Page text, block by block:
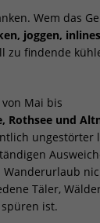
Wem das
joggen,
zu findende
von Mai bis
Rothsee und
ungestörter
Wanderurlaub
Täler,
ist.
verwendeten
geben oder
nur bestimmte
Funktionen